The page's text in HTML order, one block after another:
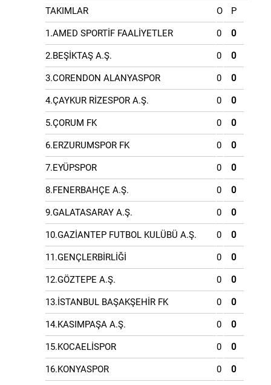
TAKIMLAR O P
1.AMED SPORTİF FAALİYETLER 0 0
2.BEŞİKTAŞ A.Ş. 0 0
3.CORENDON ALANYASPOR 0 0
4.ÇAYKUR RİZESPOR A.Ş. 0 0
5.ÇORUM FK 0 0
6.ERZURUMSPOR FK 0 0
7.EYÜPSPOR 0 0
8.FENERBAHÇE A.Ş. 0 0
9.GALATASARAY A.Ş. 0 0
10.GAZİANTEP FUTBOL KULÜBÜ A.Ş. 0 0
11.GENÇLERBİRLİĞİ 0 0
12.GÖZTEPE A.Ş. 0 0
13.İSTANBUL BAŞAKŞEHİR FK 0 0
14.KASIMPAŞA A.Ş. 0 0
15.KOCAELİSPOR 0 0
16.KONYASPOR 0 0